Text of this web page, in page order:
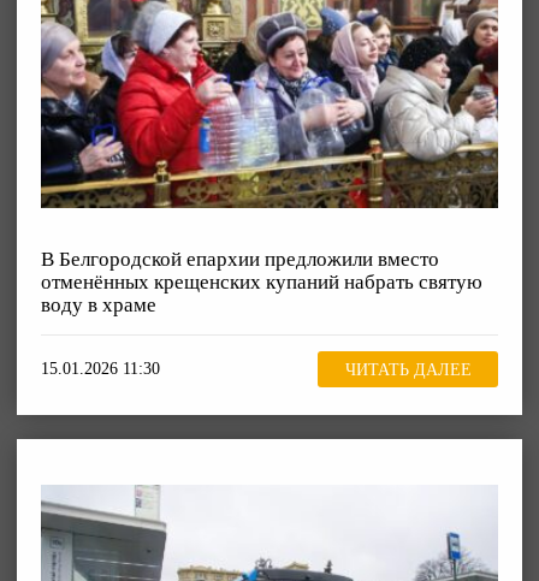
В Белгородской епархии предложили вместо
отменённых крещенских купаний набрать святую
воду в храме
15.01.2026 11:30 ЧИТАТЬ ДАЛЕЕ